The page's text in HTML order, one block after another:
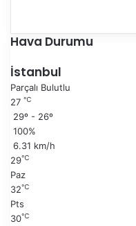
e
k
s
a
a
n
k
i
y
f
Hava Durumu
İstanbul
Parçalı Bulutlu
27 ℃
29º - 26º
100%
6.31 km/h
29℃
Paz
32℃
Pts
30℃